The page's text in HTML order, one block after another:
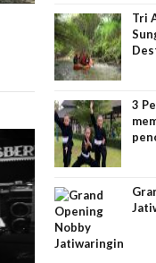
Tri
3